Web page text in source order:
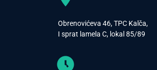
Obrenovićeva 46, TPC Kalča,
I sprat lamela C, lokal 85/89